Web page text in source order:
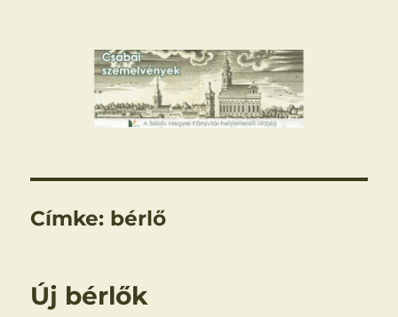
Csabai szemelvények
Címke: bérlő
Új bérlők